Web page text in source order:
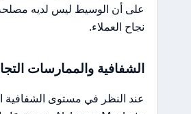
على أن الوسيط ليس لديه
نجاح العملاء.
الشفافية والممارسات
عند النظر في مستوى الشفافية